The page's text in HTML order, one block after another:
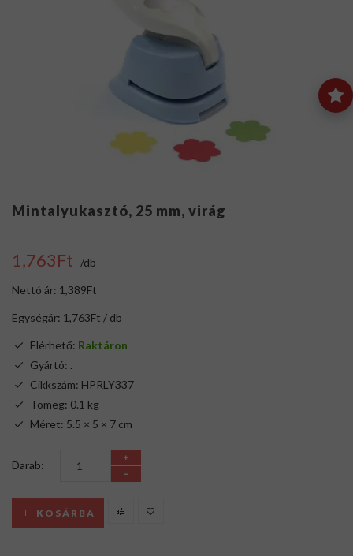
Mintalyukasztó, 25 mm, virág
1,763Ft /db
Nettó ár: 1,389Ft
Egységár: 1,763Ft / db
Elérhető: Raktáron
Gyártó: .
Cikkszám: HPRLY337
Tömeg: 0.1 kg
Méret: 5.5 × 5 × 7 cm
Darab:
KOSÁRBA